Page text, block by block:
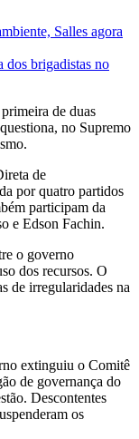
Salles agora
dos brigadistas no
de duas
no Supremo
de
por quatro partidos
participam da
e Edson Fachin.
o governo
dos recursos. O
de irregularidades na
extinguiu o Comitê
de governança do
Descontentes
os